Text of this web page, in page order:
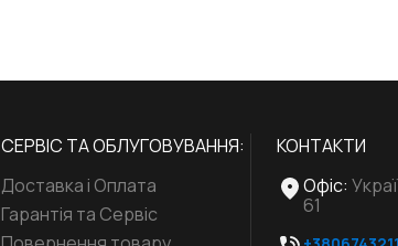
СЕРВІС ТА ОБЛУГОВУВАННЯ:
Доставка і Оплата
Гарантія та Сервіс
КОНТАКТИ
Офіс:
61